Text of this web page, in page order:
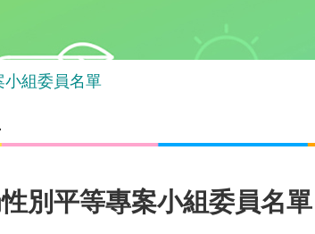
小組委員名單
別平等專案小組委員名單